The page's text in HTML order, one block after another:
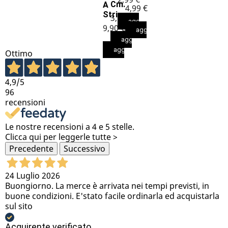
A
Strisce...
9,90 €
aggiungi al carrello
Cm.
3,99 €
aggiungi al carrello
aggiungi al carrello
4,99 €
aggiungi al carrello
Ottimo
4,9/5
96
recensioni
Le nostre recensioni a 4 e 5 stelle.
Clicca qui per leggerle tutte >
Precedente
Successivo
24 Luglio 2026
Buongiorno. La merce è arrivata nei tempi previsti, in
buone condizioni. E'stato facile ordinarla ed acquistarla
sul sito